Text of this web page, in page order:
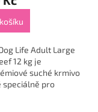
Life Adult Large
12 kg je
suché krmivo
speciálně pro